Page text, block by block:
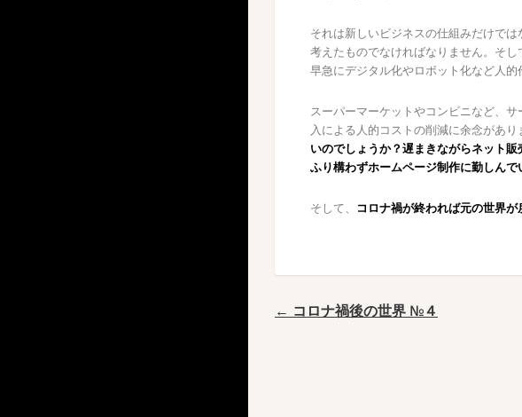
それは新しいビジネスの仕組みだけで
考えたものでなければなりません。そ
早急にデジタル化やロボット化など人的
スーパーマーケットやコンビニなど、
入による人的コストの削減に余念があり
いのでしょうか？遅まきながらネット
ふり構わずホームページ制作に勤しん
そして、 コロナ禍が終われば元の世界が
← コロナ禍後の世界 №４